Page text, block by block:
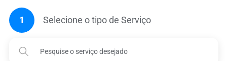
1 Selecione o tipo de Serviço